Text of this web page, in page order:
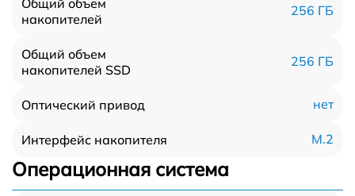
накопителей
256 ГБ
Общий объем
накопителей SSD
256 ГБ
Оптический привод нет
Интерфейс накопителя M.2
Операционная система